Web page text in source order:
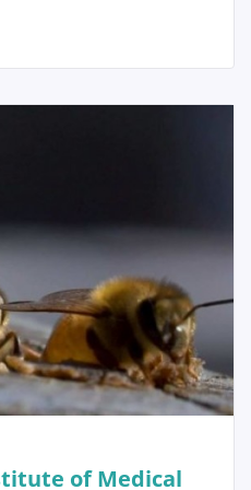
na
of Medical